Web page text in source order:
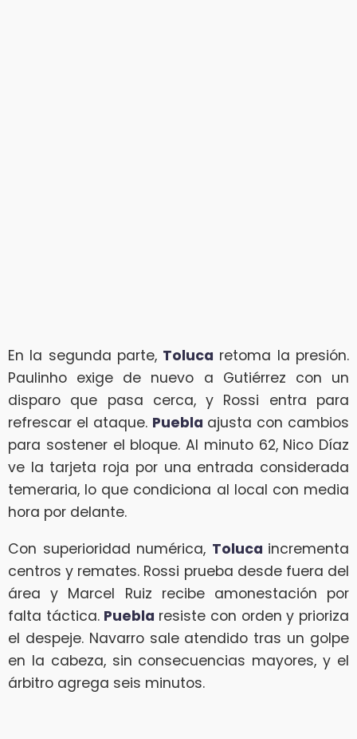
En la segunda parte, Toluca retoma la presión.
Paulinho exige de nuevo a Gutiérrez con un
disparo que pasa cerca, y Rossi entra para
refrescar el ataque. Puebla ajusta con cambios
para sostener el bloque. Al minuto 62, Nico Díaz
ve la tarjeta roja por una entrada considerada
temeraria, lo que condiciona al local con media
hora por delante.
Con superioridad numérica, Toluca incrementa
centros y remates. Rossi prueba desde fuera del
área y Marcel Ruiz recibe amonestación por
falta táctica. Puebla resiste con orden y prioriza
el despeje. Navarro sale atendido tras un golpe
en la cabeza, sin consecuencias mayores, y el
árbitro agrega seis minutos.